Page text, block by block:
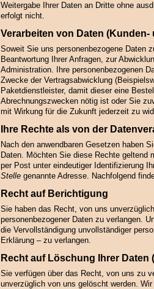
Weitergabe Ihrer Daten an Dritte ohne
erfolgt nicht.
Verarbeiten von Daten (Kunden-
Soweit Sie uns personenbezogene Daten
Beantwortung Ihrer Anfragen, zur
Administration. Ihre personenbezogenen
Zwecke der Vertragsabwicklung
Paketdienstleister, damit dieser eine
Abrechnungszwecken nötig ist oder Sie
mit Wirkung für die Zukunft jederzeit zu
Ihre Rechte als von der
Nach den anwendbaren Gesetzen haben
Daten. Möchten Sie diese Rechte geltend
per Post unter eindeutiger Identifizierung
Stelle genannte Adresse. Nachfolgend
Recht auf Berichtigung
Sie haben das Recht, von uns
personenbezogener Daten zu verlangen.
die Vervollständigung unvollständiger
Erklärung – zu verlangen.
Recht auf Löschung Ihrer
Sie verfügen über das Recht, von uns zu
unverzüglich von uns gelöscht werden.